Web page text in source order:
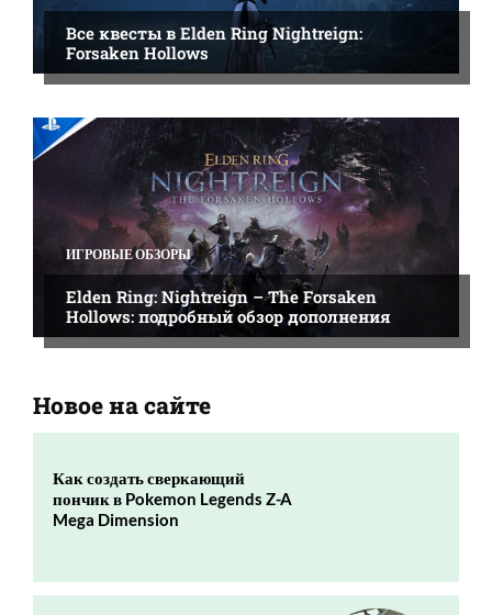
Все квесты в Elden Ring Nightreign:
Forsaken Hollows
ИГРОВЫЕ ОБЗОРЫ
Elden Ring: Nightreign – The Forsaken
Hollows: подробный обзор дополнения
Новое на сайте
Как создать сверкающий
пончик в Pokemon Legends Z-A
Mega Dimension